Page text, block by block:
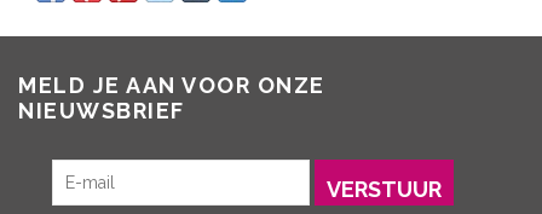
MELD JE AAN VOOR ONZE
NIEUWSBRIEF
VERSTUUR